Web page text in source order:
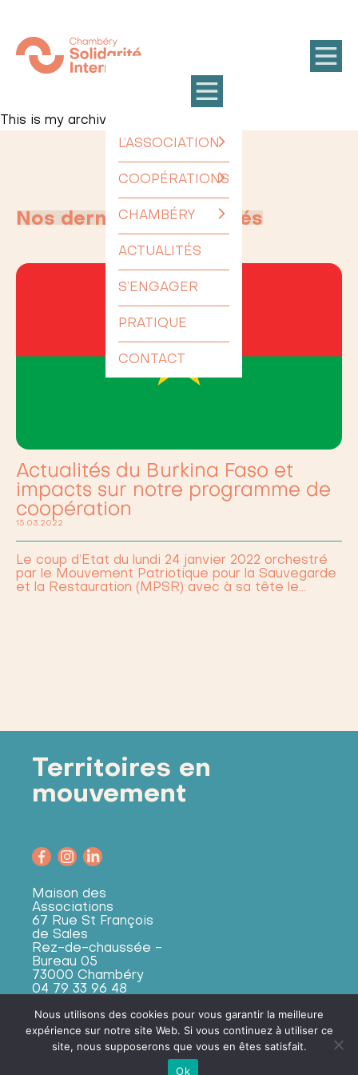
L’ASSOCIATION
COOPÉRATIONS
CHAMBÉRY
ACTUALITÉS
S’ENGAGER
PRATIQUE
CONTACT
This is my archive
Nos dernières actualités
Actualités du Burkina Faso et
impacts sur notre programme de
coopération
15.03.2022
Le coup d’Etat du lundi 24 janvier 2022 orchestré
par le Mouvement Patriotique pour la Sauvegarde
et la Restauration (MPSR) avec à sa tête le…
Territoires en
mouvement
Maison des
Associations
67 Rue St François
de Sales
Rez-de-chaussée -
Bureau 05
73000 Chambéry
04 79 33 96 48
chambery.fr
Nous utilisons des cookies pour vous garantir la meilleure
expérience sur notre site Web. Si vous continuez à utiliser ce
site, nous supposerons que vous en êtes satisfait.
Ok